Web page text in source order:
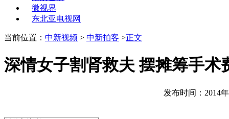
微视界
东北亚电视网
当前位置： 中新视频 > 中新拍客 >正文
深情女子割肾救夫 摆摊筹手术
发布时间：2014